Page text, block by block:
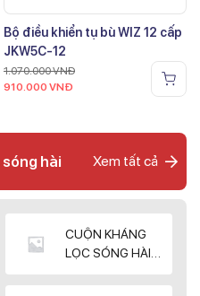
Bộ điều khiển tụ bù WIZ 12 cấp
JKW5C-12
1.070.000VNĐ
910.000 VNĐ
hài Xem tất cả
CUỘN KHÁNG
LỌC SÓNG HÀI